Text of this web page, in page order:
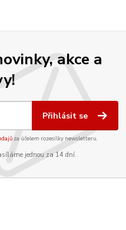
akce a
Přihlásit se
za účelem rozesílky newsletteru.
jednou za 14 dní.